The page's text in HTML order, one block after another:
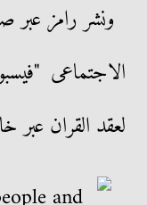
ونشر رامز عبر
الاجتماعى
لعقد القران عبر